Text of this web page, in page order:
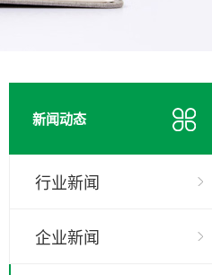
新闻动态
行业新闻
企业新闻